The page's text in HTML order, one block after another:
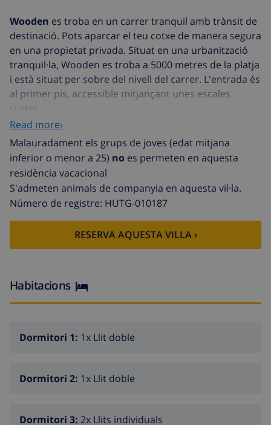
Wooden es troba en un carrer tranquil amb trànsit de
destinació. Pots aparcar el teu cotxe de manera segura
en una propietat privada. Situat en una urbanització
tranquil·la, Wooden es troba a 5000 metres de la platja
i està situat per sobre del nivell del carrer. L'entrada és
al primer pis, accessible mitjançant unes escales
curtes.
Característiques de l'Allotjament:
Wooden és un complex de vacances independent
amb una piscina privada.
A l'entrada trobaràs la sala d'estar, la cuina oberta,
Al primer pis hi ha 1 dormitori i 1 bany addicional.
ofereix un ambient agradable. Wooden disposa d'una
vista panoràmica de les verdes muntanyes. Amb una
parcel·la de 2400 m2, podràs gaudir d'un jardí
gaudir del sol espanyol i de la vida a l'aire lliure.
de vacances és molt adequada per a famílies gràcies a
Read more›
Malauradament els grups de joves (edat mitjana
inferior o menor a 25) no es permeten en aquesta
residència vacacional
S'admeten animals de companyia en aquesta vil·la.
Número de registre: HUTG-010187
RESERVA AQUESTA VILLA ›
Habitacions
Dormitori 1: 1x Llit doble
Dormitori 2: 1x Llit doble
Dormitori 3: 2x Llits individuals